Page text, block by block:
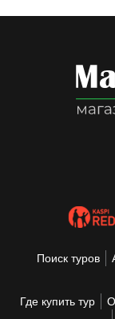
Поиск туров
Где купить тур